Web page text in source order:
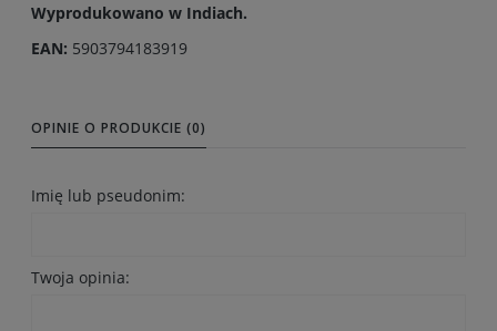
Wyprodukowano w Indiach.
EAN: 5903794183919
OPINIE O PRODUKCIE (0)
Imię lub pseudonim:
Twoja opinia: